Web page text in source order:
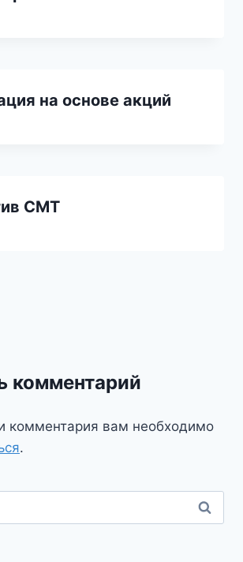
на основе акций
СМТ
комментарий
комментария вам необходимо
.